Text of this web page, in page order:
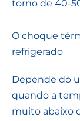
torno de 40-
O choque
refrigerado
Depende do
quando a
muito abaixo